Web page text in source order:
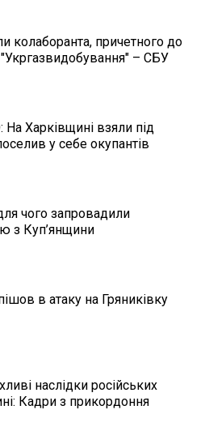
колаборанта, причетного до
– СБУ
Харківщині взяли під
у себе окупантів
чого запровадили
з Куп’янщини
в атаку на Гряниківку
наслідки російських
Кадри з прикордоння